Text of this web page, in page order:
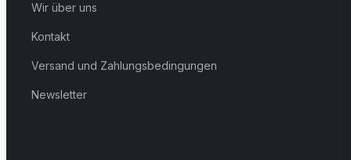
Wir über uns
Kontakt
Versand und Zahlungsbedingungen
Newsletter